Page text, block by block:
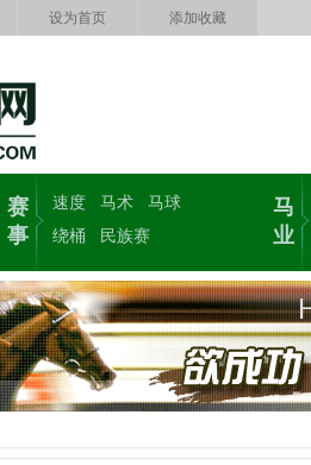
设为首页 添加收藏
赛
事
速度 马术
马球
绕桶
民族赛
马
业